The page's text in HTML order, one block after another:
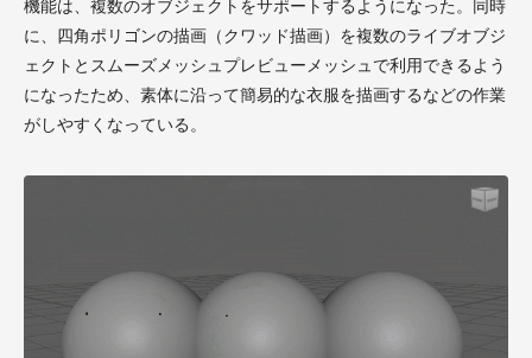
機能は、複数のオブジェクトをサポートするようになった。同時
に、四角ポリゴンの描画（クワッド描画）を複数のライブオブジ
ェクトとスムーズメッシュプレビューメッシュで利用できるよう
になったため、素体に沿って簡易的な衣服を描画するなどの作業
がしやすくなっている。